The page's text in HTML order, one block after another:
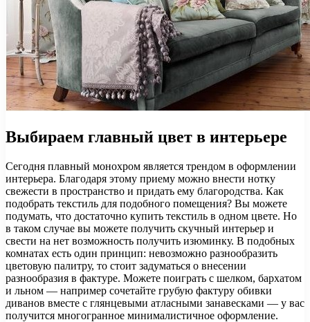
Выбираем главный цвет в интерьере
Сегодня плавный монохром является трендом в оформлении
интерьера. Благодаря этому приему можно внести нотку
свежести в пространство и придать ему благородства. Как
подобрать текстиль для подобного помещения? Вы можете
подумать, что достаточно купить текстиль в одном цвете. Но
в таком случае вы можете получить скучный интерьер и
свести на нет возможность получить изюминку. В подобных
комнатах есть один принцип: невозможно разнообразить
цветовую палитру, то стоит задуматься о внесении
разнообразия в фактуре. Можете поиграть с шелком, бархатом
и льном — например сочетайте грубую фактуру обивки
диванов вместе с глянцевыми атласными занавесками — у вас
получится многогранное минималистичное оформление.